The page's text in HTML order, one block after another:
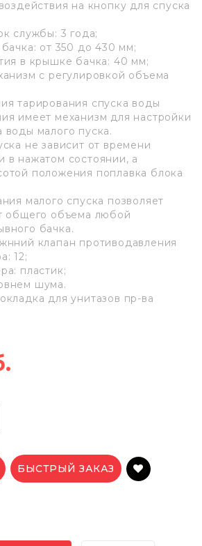
на кнопку для спуска
службы: 3 года;
от 350 до 430 мм;
в крышке бачка: 40 мм;
с регулировкой объема
тарирования спуска воды
имеет механизм для настройки
воды малого пуска.
не зависит от времени
в нажатом состоянии, а
положения поплавка блока
малого спуска позволяет
общего объема любой
бачка.
клапан противодавления
12;
пластик;
шума.
для унитазов пр-ва
БЫСТРЫЙ ЗАКАЗ